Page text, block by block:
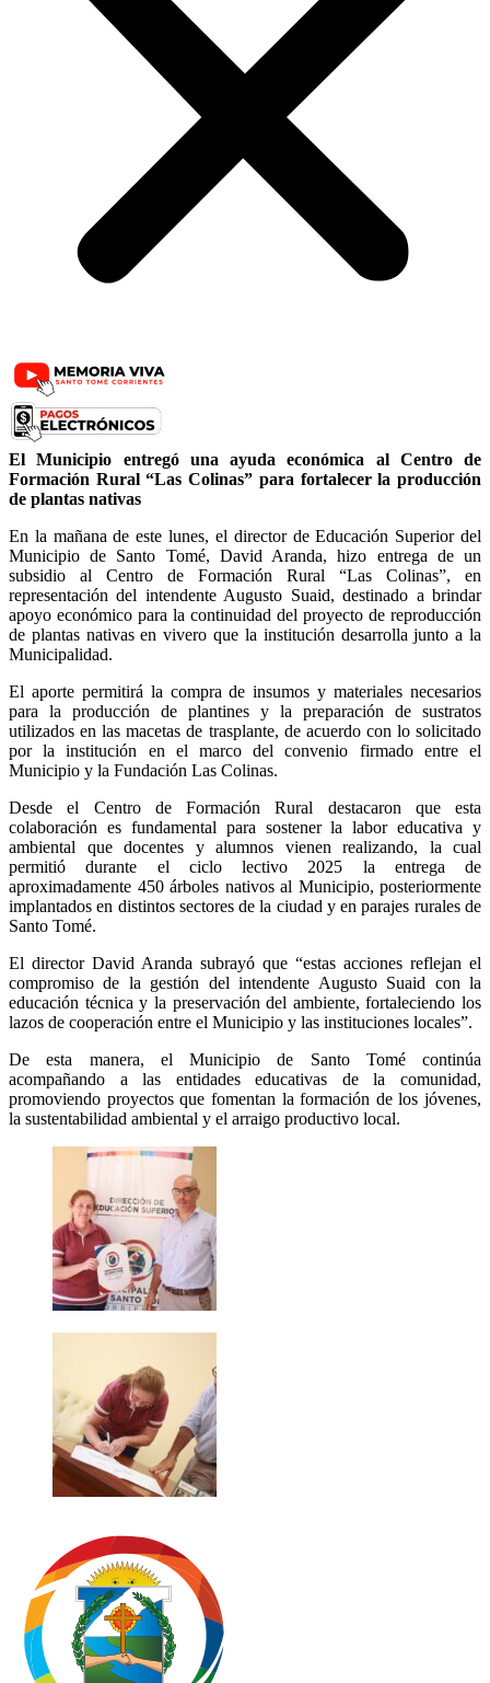
El Municipio entregó una ayuda económica al Centro de
Formación Rural “Las Colinas” para fortalecer la producción
de plantas nativas
En la mañana de este lunes, el director de Educación Superior del
Municipio de Santo Tomé, David Aranda, hizo entrega de un
subsidio al Centro de Formación Rural “Las Colinas”, en
representación del intendente Augusto Suaid, destinado a brindar
apoyo económico para la continuidad del proyecto de reproducción
de plantas nativas en vivero que la institución desarrolla junto a la
Municipalidad.
El aporte permitirá la compra de insumos y materiales necesarios
para la producción de plantines y la preparación de sustratos
utilizados en las macetas de trasplante, de acuerdo con lo solicitado
por la institución en el marco del convenio firmado entre el
Municipio y la Fundación Las Colinas.
Desde el Centro de Formación Rural destacaron que esta
colaboración es fundamental para sostener la labor educativa y
ambiental que docentes y alumnos vienen realizando, la cual
permitió durante el ciclo lectivo 2025 la entrega de
aproximadamente 450 árboles nativos al Municipio, posteriormente
implantados en distintos sectores de la ciudad y en parajes rurales de
Santo Tomé.
El director David Aranda subrayó que “estas acciones reflejan el
compromiso de la gestión del intendente Augusto Suaid con la
educación técnica y la preservación del ambiente, fortaleciendo los
lazos de cooperación entre el Municipio y las instituciones locales”.
De esta manera, el Municipio de Santo Tomé continúa
acompañando a las entidades educativas de la comunidad,
promoviendo proyectos que fomentan la formación de los jóvenes,
la sustentabilidad ambiental y el arraigo productivo local.